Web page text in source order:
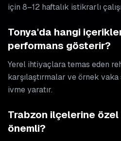
için 8–12 haftalık istikrarlı
Tonya'da hangi
performans gösterir?
Yerel ihtiyaçlara temas eden
karşılaştırmalar ve örnek vaka
ivme yaratır.
Trabzon ilçelerine
önemli?